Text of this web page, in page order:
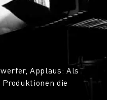
Applaus: Als
die